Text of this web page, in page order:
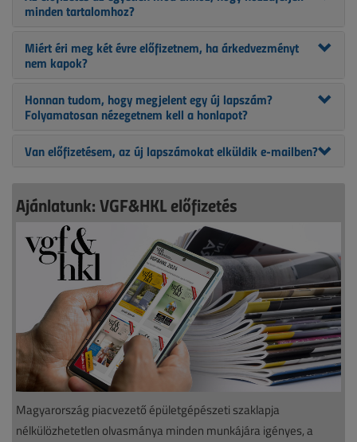
minden tartalomhoz?
Miért éri meg két évre előfizetnem, ha árkedvezményt
nem kapok?
Honnan tudom, hogy megjelent egy új lapszám?
Folyamatosan nézegetnem kell a honlapot?
Van előfizetésem, az új lapszámokat elküldik e-mailben?
Ajánlatunk: VGF&HKL előfizetés
Magyarország piacvezető épületgépészeti szaklapja
nélkülözhetetlen olvasmánya minden munkájára igényes, a